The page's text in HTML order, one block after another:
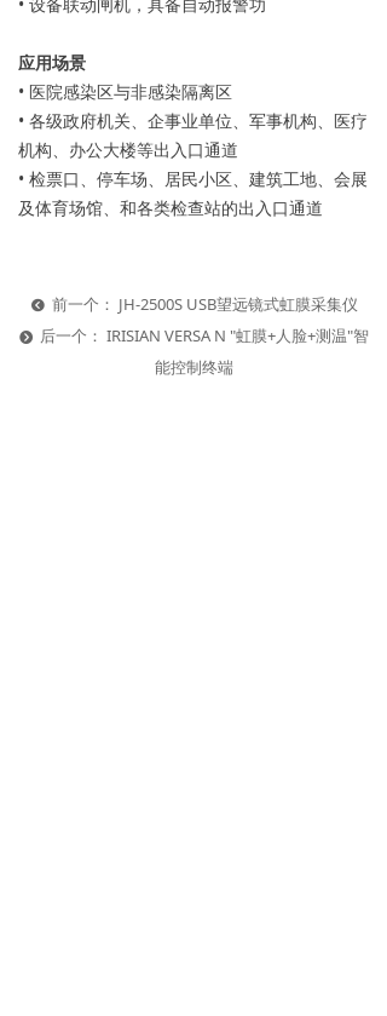
应用场景
• 医院感染区与非感染隔离区
• 各级政府机关、企事业单位、军事机构、医疗
机构、办公大楼等出入口通道
• 检票口、停车场、居民小区、建筑工地、会展
及体育场馆、和各类检查站的出入口通道
뀸 前一个： JH-2500S USB望远镜式虹膜采集仪
뀹 后一个： IRISIAN VERSA N "虹膜+人脸+测温"智
能控制终端